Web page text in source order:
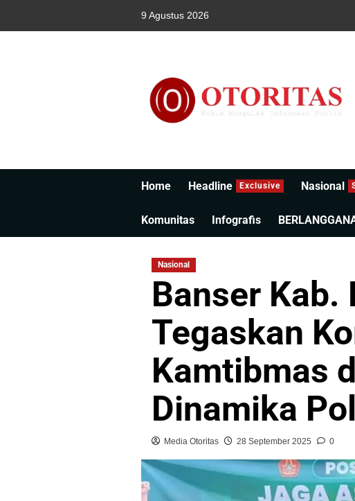
9 Agustus 2026
Home Headline Exclusive Nasional
Komunitas Infografis
Nasional
Banser Kab.
Tegaskan
Kamtibmas
Dinamika
Media Otoritas 28 September 2025 0